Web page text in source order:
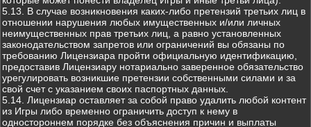
5.13. В случае возникновения каких-либо претензий третьих лиц в
отношении нарушения любых имущественных и/или личных
неимущественных прав третьих лиц, а равно установленных
законодательством запретов или ограничений вы обязаны по
требованию Лицензиара пройти официальную идентификацию,
предоставив Лицензиару нотариально заверенное обязательство
урегулировать возникшие претензии собственными силами и за
свой счет с указанием своих паспортных данных.
5.14. Лицензиар оставляет за собой право удалить любой контент
из Игры либо временно ограничить доступ к нему в
одностороннем порядке без объяснения причин и выплаты